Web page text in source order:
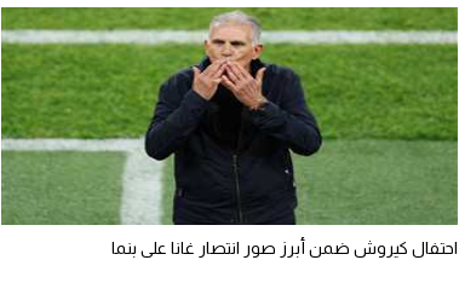
احتفال كيروش ضمن أبرز صور انتصار غانا على بنما